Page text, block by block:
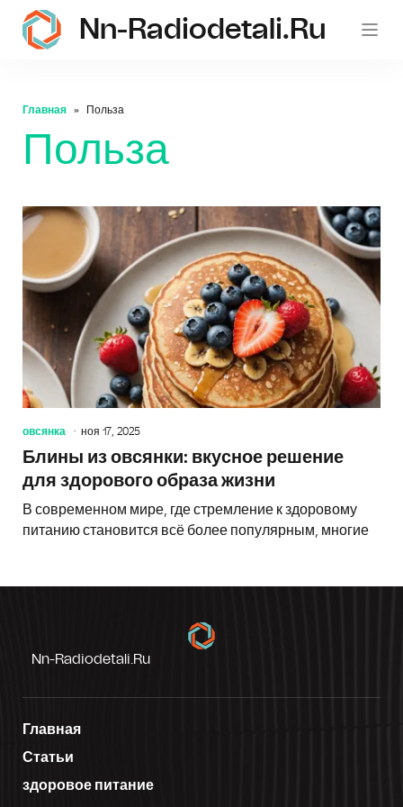
Nn-Radiodetali.ru
Главная Польза
Польза
овсянка ноя 17, 2025
Блины из овсянки: вкусное решение
для здорового образа жизни
В современном мире, где стремление к здоровому
питанию становится всё более популярным, многие
Nn-Radiodetali.ru
Главная
Статьи
здоровое питание